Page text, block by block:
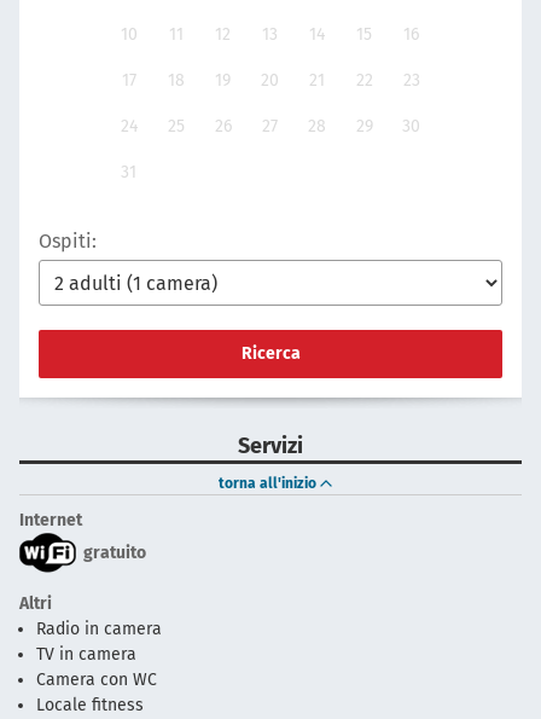
10 11 12 13 14 15 16
17 18 19 20 21 22 23
24 25 26 27 28 29 30
31
Ospiti:
Ricerca
Servizi
torna all'inizio
Internet
gratuito
Altri
Radio in camera
TV in camera
Camera con WC
Locale fitness